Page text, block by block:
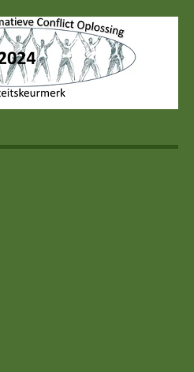
e
b
o
o
k
t
a
g
r
a
m
k
e
d
I
n